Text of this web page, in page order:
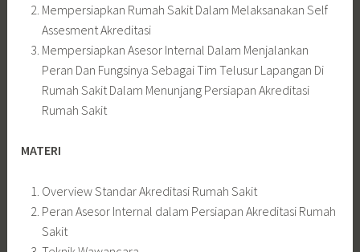
Mempersiapkan Rumah Sakit Dalam Melaksanakan Self
Assesment Akreditasi
Mempersiapkan Asesor Internal Dalam Menjalankan
Peran Dan Fungsinya Sebagai Tim Telusur Lapangan Di
Rumah Sakit Dalam Menunjang Persiapan Akreditasi
Rumah Sakit
MATERI
Overview Standar Akreditasi Rumah Sakit
Peran Asesor Internal dalam Persiapan Akreditasi Rumah
Sakit